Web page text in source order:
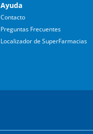
Ayuda
Contacto
Preguntas Frecuentes
Localizador de SuperFarmacias